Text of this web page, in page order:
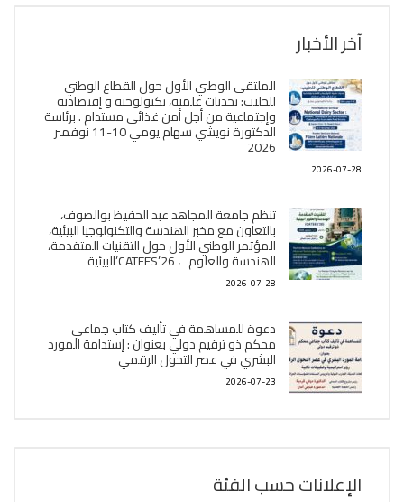
آخر الأخبار
الملتقى الوطني الأول حول القطاع الوطني
للحليب: تحديات علمية، تكنولوجية و إقتصادية
وإجتماعية من أجل أمن غذائي مستدام . برئاسة
الدكتورة نويشي سهام يومي 10-11 نوفمبر
2026
2026-07-28
تنظم جامعة المجاهد عبد الحفيظ بوالصوف،
بالتعاون مع مخبر الھندسة والتكنولوجيا البیئیة،
المؤتمر الوطني الأول حول التقنيات المتقدمة،
الھندسة والعلوم ، CATEES’26’البیئية
2026-07-28
دعوة للمساهمة في تأليف كتاب جماعي
محكم ذو ترقيم دولي بعنوان : إستدامة المورد
البشري في عصر التحول الرقمي
2026-07-23
الإعلانات حسب الفئة